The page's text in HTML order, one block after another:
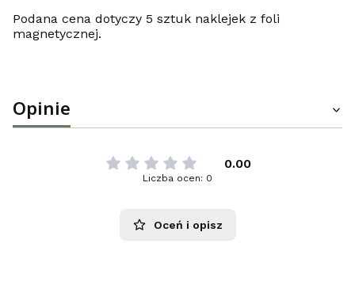
Podana cena dotyczy 5 sztuk naklejek z foli
magnetycznej.
Opinie
0.00
Liczba ocen: 0
Oceń i opisz